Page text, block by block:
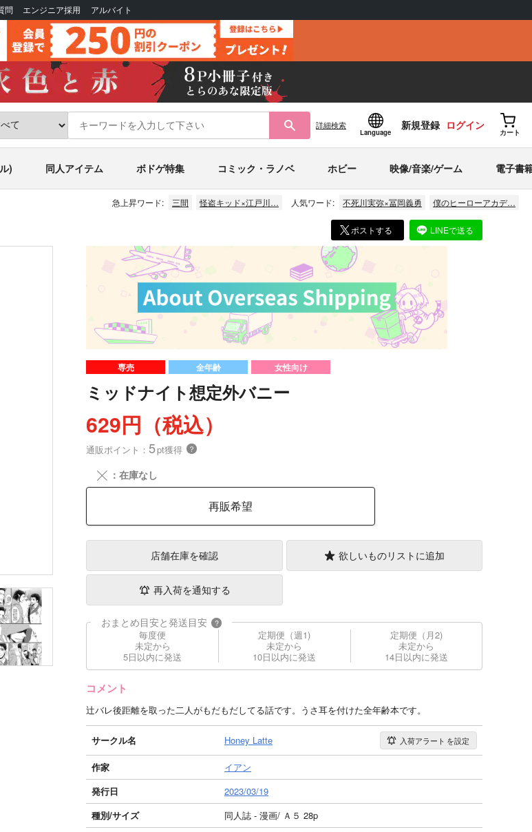
問 エンジニア採用 アルバイト
詳細検索
Language
新規登録 ログイン
カート
) 同人アイテム ボドゲ特集 コミック・ラノベ ホビー 映像/音楽/ゲーム 電子書
急上昇ワード: 三間 怪盗キッド×江戸川… 人気ワード: 不死川実弥×冨岡義勇 僕のヒーローアカデ…
ポストする LINEで送る
専売 全年齢 女性向け
ミッドナイト想定外バニー
629円（税込）
通販ポイント： 5pt獲得 ？
╳ ：在庫なし
再販希望
店舗在庫を確認 欲しいものリストに追加
再入荷を通知する
おまとめ目安と発送目安 ?
毎度便
未定から
5日以内に発送
定期便（週1)
未定から
10日以内に発送
定期便（月2)
未定から
14日以内に発送
コメント
辻バレ後距離を取った二人がもだもだしてる話です。うさ耳を付けた全年齢本です。
サークル名 Honey Latte 入荷アラート を設定
作家
イアン
発行日
2023/03/19
種別/サイズ
同人誌 - 漫画/ Ａ５ 28p